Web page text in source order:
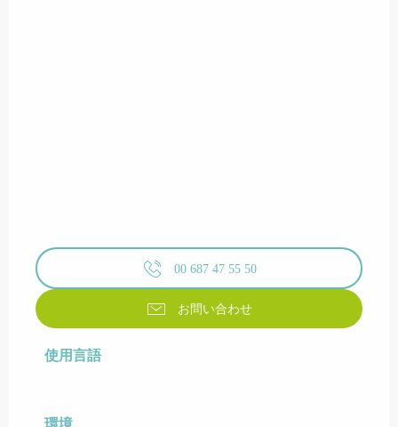
00 687 47 55 50
お問い合わせ
使用言語
使用言語
環境
環境